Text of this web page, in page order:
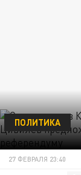
ПОЛИТИКА
27 ФЕВРАЛЯ 23:40